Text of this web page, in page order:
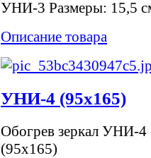
УНИ-3 Размеры: 15,5
Описание товара
УНИ-4 (95х165)
Обогрев зеркал УНИ-
(95х165)